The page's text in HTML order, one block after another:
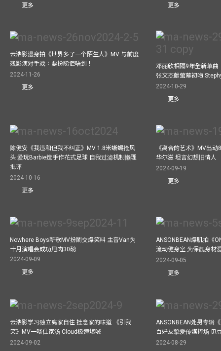
更多
更多
云浩影湿身拍《世界多了一个陌生人》MV 与前度
残影演对手戏：要扮睇佢唔到！
2024-11-26
更多
邓丽欣相隔9年全新单
张文杰献萤幕初吻
2024-10-29
更多
陈健安《我违和但我不纠正》MV 1.8米蜥蜴抢风
头 爱玩Barbie造手作花式足球 自我过滤机制懒理
批评
2024-10-16
更多
《离合的艺术》MV出
华尔滋 坦言幻想旧情人
2024-09-19
更多
Nowhere Boys新歌MV扮鬧交爆笑料 主音Van为
十月演唱会成功甩肉30磅
2024-09-09
更多
ANSONBEAN爆肌拍《
流动健身室 为保靓身材
2024-09-05
更多
云浩影学习独立离家自住 挂念家的味道 《引我
笑》MV一啖住家汤 Cloud极速爆喊
2024-09-02
ANSONBEAN处男专辑
百好友挚爱传媒捧场 见
2024-08-29